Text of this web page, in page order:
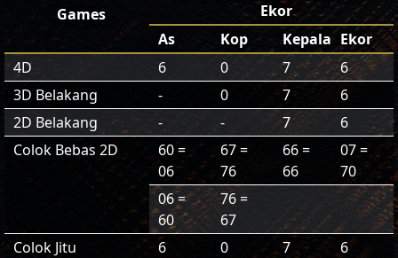
Games
Ekor
As
Kop Kepala Ekor
4D
6 0 7
6
3D Belakang
- 0 7
6
2D Belakang
- - 7
6
Colok Bebas 2D
60 =
06
67 =
76
66 =
66
07 =
70
06 =
60
76 =
67
Colok Jitu
6 0 7
6